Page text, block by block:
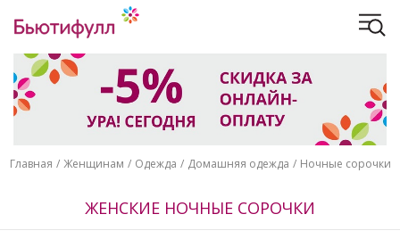
Главная Женщинам Одежда Домашняя одежда Ночные сорочки
ЖЕНСКИЕ НОЧНЫЕ СОРОЧКИ